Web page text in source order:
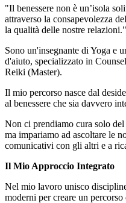
"Il benessere non è un’isola
attraverso la consapevolezza
la qualità delle nostre relazioni."
Sono un'insegnante di Yoga e
d'aiuto, specializzato in
Reiki (Master).
Il mio percorso nasce dal
al benessere che sia davvero
Non ci prendiamo cura solo
ma impariamo ad ascoltare le
comunicativi con gli altri e a
Il Mio Approccio Integrato
Nel mio lavoro unisco
moderni per creare un percorso